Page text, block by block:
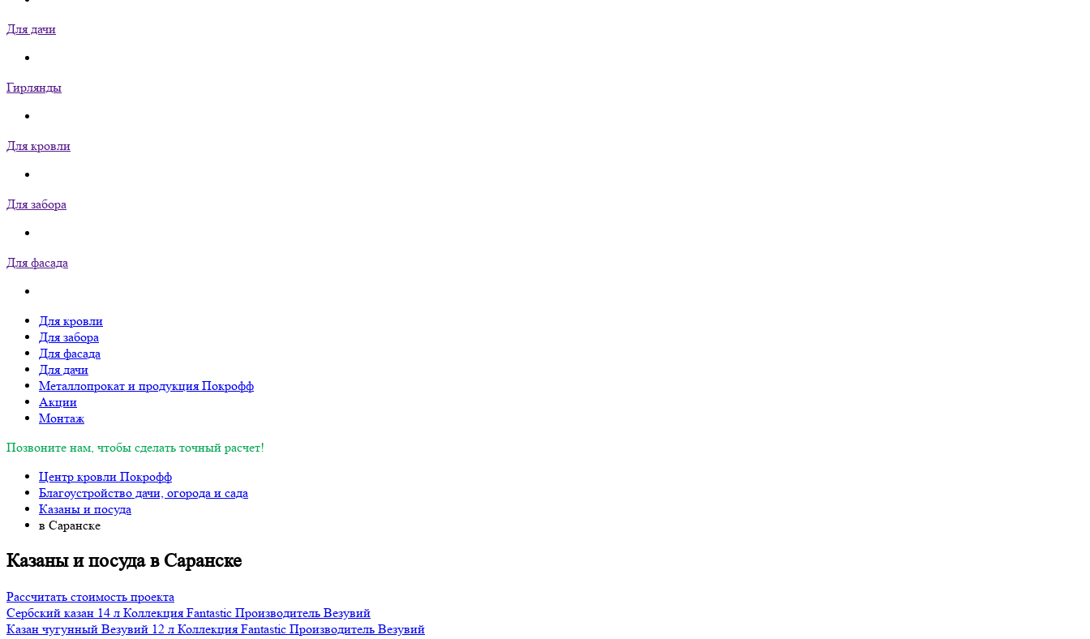
Для дачи
Гирлянды
Для кровли
Для забора
Для фасада
Для кровли
Для забора
Для фасада
Для дачи
Металлопрокат и продукция Покрофф
Акции
Монтаж
Позвоните нам, чтобы сделать точный расчет!
Центр кровли Покрофф
Благоустройство дачи, огорода и сада
Казаны и посуда
в Саранске
Казаны и посуда в Саранске
Рассчитать стоимость проекта
Сербский казан 14 л Коллекция Fantastic Производитель Везувий
Казан чугунный Везувий 12 л Коллекция Fantastic Производитель Везувий